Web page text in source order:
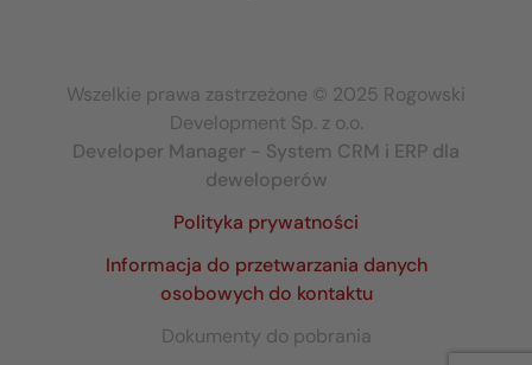
Wszelkie prawa zastrzeżone © 2025 Rogowski
Development Sp. z o.o.
Developer Manager - System CRM i ERP dla
deweloperów
Polityka prywatności
Informacja do przetwarzania danych
osobowych do kontaktu
Dokumenty do pobrania